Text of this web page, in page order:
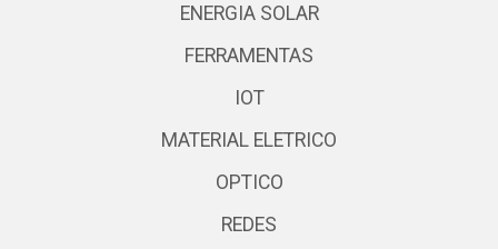
ENERGIA SOLAR
FERRAMENTAS
IOT
MATERIAL ELETRICO
OPTICO
REDES